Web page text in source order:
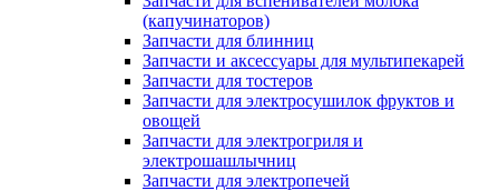
(капучинаторов)
Запчасти для блинниц
Запчасти и аксессуары для мультипекарей
Запчасти для тостеров
Запчасти для электросушилок фруктов и
овощей
Запчасти для электрогриля и
электрошашлычниц
Запчасти для электропечей